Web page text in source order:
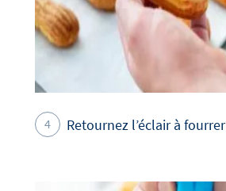
Retournez l’éclair à fourrer